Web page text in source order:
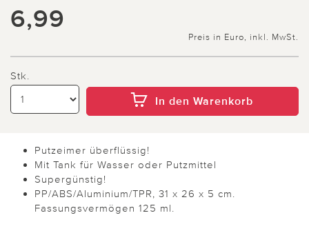
6,99
Preis in Euro, inkl. MwSt.
Stk.
In den Warenkorb
Putzeimer überflüssig!
Mit Tank für Wasser oder Putzmittel
Supergünstig!
PP/ABS/Aluminium/TPR, 31 x 26 x 5 cm.
Fassungsvermögen 125 ml.